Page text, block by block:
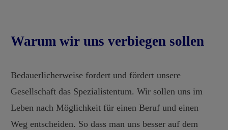
Warum wir uns verbiegen sollen
Bedauerlicherweise fordert und fördert unsere
Gesellschaft das Spezialistentum. Wir sollen uns im
Leben nach Möglichkeit für einen Beruf und einen
Weg entscheiden. So dass man uns besser auf dem